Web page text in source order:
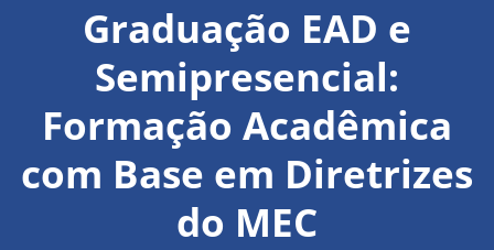
Graduação EAD e
Semipresencial:
Formação Acadêmica
com Base em Diretrizes
do MEC